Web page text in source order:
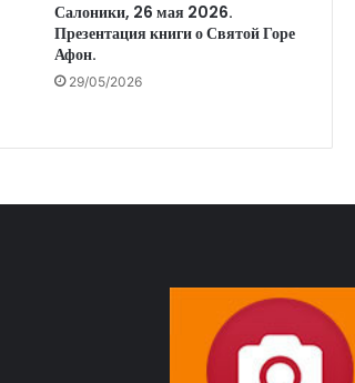
Салоники, 26 мая 2026.
Презентация книги о Святой Горе
Афон.
29/05/2026